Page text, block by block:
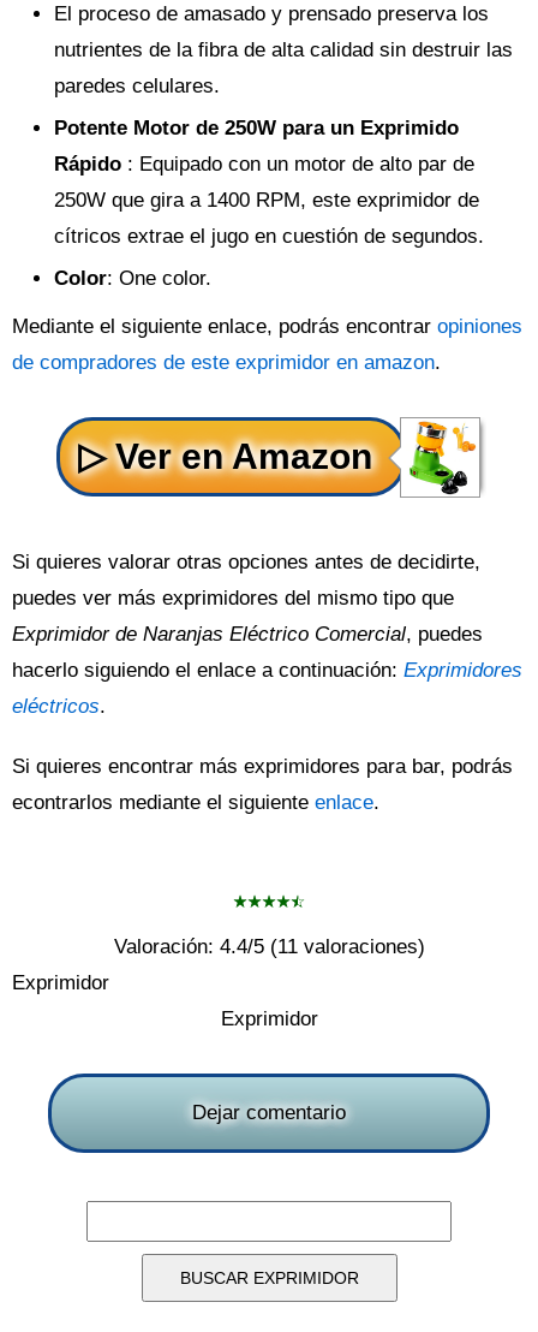
El proceso de amasado y prensado preserva los
nutrientes de la fibra de alta calidad sin destruir las
paredes celulares.
Potente Motor de 250W para un Exprimido
Rápido : Equipado con un motor de alto par de
250W que gira a 1400 RPM, este exprimidor de
cítricos extrae el jugo en cuestión de segundos.
Color: One color.
Mediante el siguiente enlace, podrás encontrar opiniones
de compradores de este exprimidor en amazon.
Si quieres valorar otras opciones antes de decidirte,
puedes ver más exprimidores del mismo tipo que
Exprimidor de Naranjas Eléctrico Comercial, puedes
hacerlo siguiendo el enlace a continuación: Exprimidores
eléctricos.
Si quieres encontrar más exprimidores para bar, podrás
econtrarlos mediante el siguiente enlace.
Valoración: 4.4/5 (11valoraciones)
Exprimidor
Exprimidor
Dejar comentario